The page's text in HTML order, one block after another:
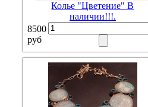
Колье "Цветение" В
наличии!!!.
8500
руб